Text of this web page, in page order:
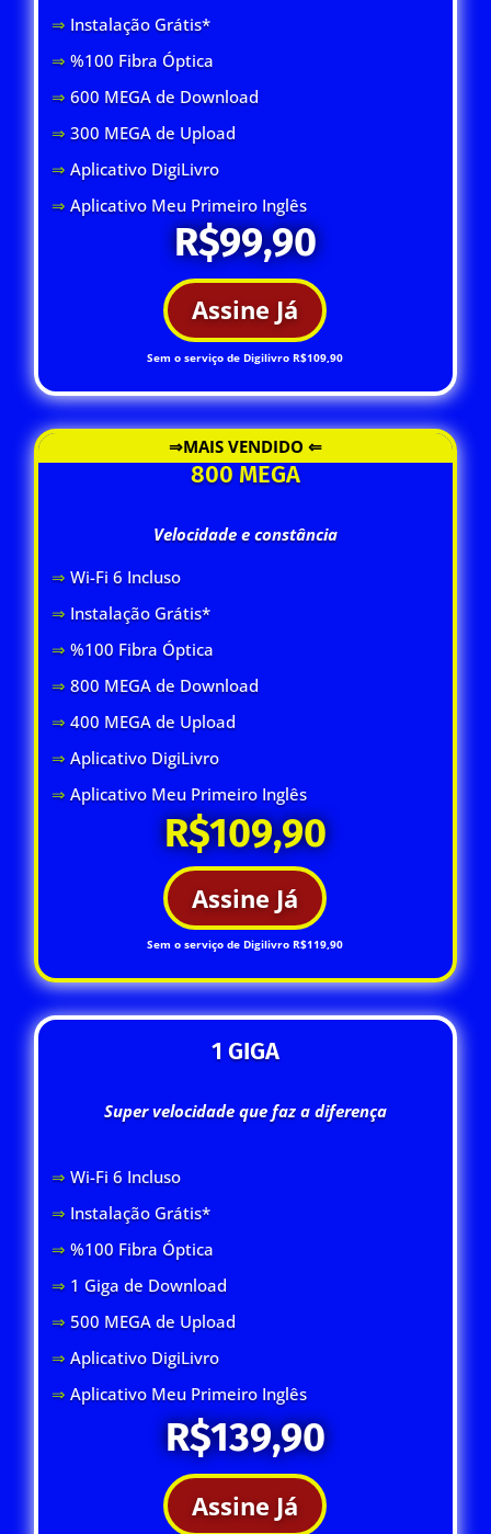
⇒ Instalação Grátis*
⇒ %100 Fibra Óptica
⇒ 600 MEGA de Download
⇒300 MEGA de Upload
⇒Aplicativo DigiLivro
⇒Aplicativo Meu Primeiro Inglês
R$99,90
Assine Já
Sem o serviço de Digilivro R$109,90
⇒MAIS VENDIDO ⇐
800 MEGA
Velocidade e constância
⇒ Wi-Fi 6 Incluso
⇒ Instalação Grátis*
⇒ %100 Fibra Óptica
⇒ 800 MEGA de Download
⇒400 MEGA de Upload
⇒Aplicativo DigiLivro
⇒Aplicativo Meu Primeiro Inglês
R$109,90
Assine Já
Sem o serviço de Digilivro R$119,90
1 GIGA
Super velocidade que faz a diferença
⇒ Wi-Fi 6 Incluso
⇒ Instalação Grátis*
⇒ %100 Fibra Óptica
⇒ 1 Giga de Download
⇒ 500 MEGA de Upload
⇒Aplicativo DigiLivro
⇒Aplicativo Meu Primeiro Inglês
R$139,90
Assine Já